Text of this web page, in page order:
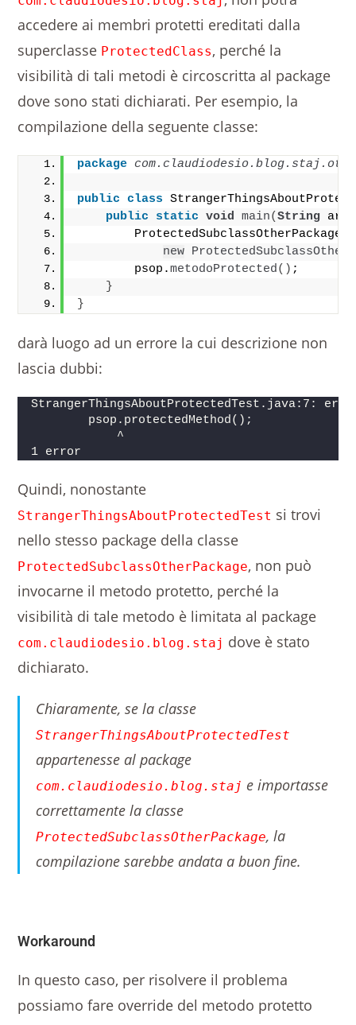
accedere ai membri protetti ereditati dalla
superclasse ProtectedClass, perché la
visibilità di tali metodi è circoscritta al package
dove sono stati dichiarati. Per esempio, la
compilazione della seguente classe:
package
public class
public
static void main(String args
ProtectedSubclassOtherPackage
new
        psop.
metodoProtected() ;
}
}
darà luogo ad un errore la cui descrizione non
lascia dubbi:
StrangerThingsAboutProtectedTest.java:7:
        psop.protectedMethod();
            ^
1 error
Quindi, nonostante
StrangerThingsAboutProtectedTest si trovi
nello stesso package della classe
ProtectedSubclassOtherPackage, non può
invocarne il metodo protetto, perché la
visibilità di tale metodo è limitata al package
com.claudiodesio.blog.staj dove è stato
dichiarato.
Chiaramente, se la classe
StrangerThingsAboutProtectedTest
appartenesse al package
com.claudiodesio.blog.staj e importasse
correttamente la classe
ProtectedSubclassOtherPackage, la
compilazione sarebbe andata a buon fine.
Workaround
In questo caso, per risolvere il problema
possiamo fare override del metodo protetto